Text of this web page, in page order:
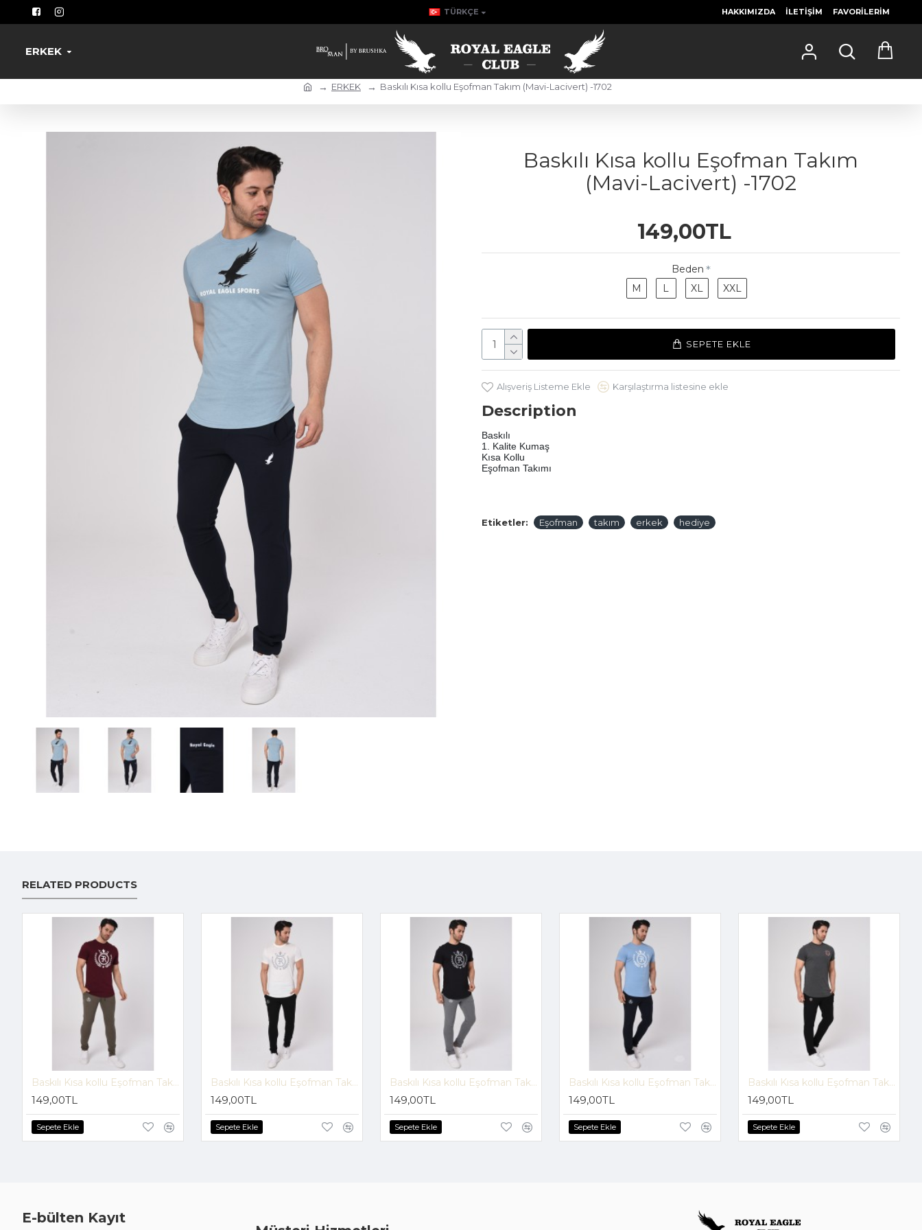
TÜRKÇE HAKKIMIZDA İLETIŞIM FAVORILERIM
ERKEK
ERKEK Baskılı Kısa kollu Eşofman Takım (Mavi-Lacivert) -1702
Baskılı Kısa kollu Eşofman Takım
(Mavi-Lacivert) -1702
149,00TL
Beden
M
L XL XXL
SEPETE EKLE
Alışveriş Listeme Ekle Karşılaştırma listesine ekle
Description
Baskılı
1. Kalite Kumaş
Kısa Kollu
Eşofman Takımı
Etiketler: Eşofman takım erkek hediye
RELATED PRODUCTS
Baskılı Kısa kollu Eşofman Takım (Bordo-Vizon) -1697
149,00TL
Sepete Ekle
Baskılı Kısa kollu Eşofman Takım (Beyaz-Siyah) -1697
149,00TL
Sepete Ekle
Baskılı Kısa kollu Eşofman Takım (Lacivert-Gri) -1697
149,00TL
Sepete Ekle
Baskılı Kısa kollu Eşofman Takım (Mavi-Lacivert) -1697
149,00TL
Sepete Ekle
Baskılı Kısa kollu Eşofman Takım (Gri-Siyah) -1700
149,00TL
Sepete Ekle
E-bülten Kayıt